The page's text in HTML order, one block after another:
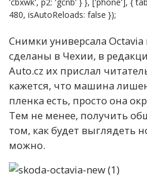
480, isAutoReloads: false });
Снимки универсала
сделаны в Чехии, в
Auto.cz их прислал
кажется, что машина
пленка есть, просто она
Тем не менее, получить
том, как будет выглядеть
можно.